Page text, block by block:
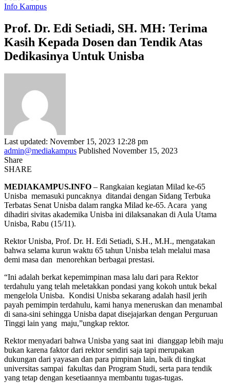
Info Kampus
Prof. Dr. Edi Setiadi, SH. MH: Terima
Kasih Kepada Dosen dan Tendik Atas
Dedikasinya Untuk Unisba
Last updated: November 15, 2023 12:28 pm
admin@mediakampus Published November 15, 2023
Share
SHARE
MEDIAKAMPUS.INFO – Rangkaian kegiatan Milad ke-65
Unisba memasuki puncaknya ditandai dengan Sidang Terbuka
Terbatas Senat Unisba dalam rangka Milad ke-65. Acara yang
dihadiri sivitas akademika Unisba ini dilaksanakan di Aula Utama
Unisba, Rabu (15/11).
Rektor Unisba, Prof. Dr. H. Edi Setiadi, S.H., M.H., mengatakan
bahwa selama kurun waktu 65 tahun Unisba telah melalui masa
demi masa dan menorehkan berbagai prestasi.
“Ini adalah berkat kepemimpinan masa lalu dari para Rektor
terdahulu yang telah meletakkan pondasi yang kokoh untuk bekal
mengelola Unisba. Kondisi Unisba sekarang adalah hasil jerih
payah pemimpin terdahulu, kami hanya meneruskan dan menambal
di sana-sini sehingga Unisba dapat disejajarkan dengan Perguruan
Tinggi lain yang maju,”ungkap rektor.
Rektor menyadari bahwa Unisba yang saat ini dianggap lebih maju
bukan karena faktor dari rektor sendiri saja tapi merupakan
dukungan dari yayasan dan para pimpinan lain, baik di tingkat
universitas sampai fakultas dan Program Studi, serta para tendik
yang tetap dengan kesetiaannya membantu tugas-tugas.